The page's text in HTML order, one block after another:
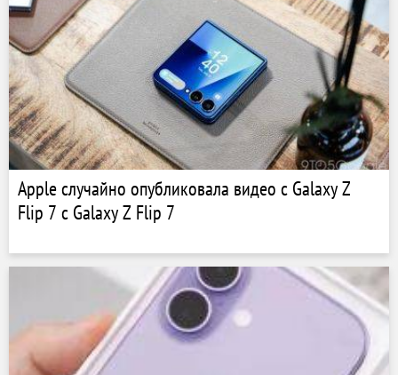
Apple случайно опубликовала видео с Galaxy Z
Flip 7 с Galaxy Z Flip 7